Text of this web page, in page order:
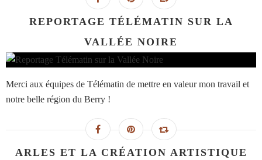
REPORTAGE TÉLÉMATIN SUR LA
VALLÉE NOIRE
Merci aux équipes de Télématin de mettre en valeur mon travail et
notre belle région du Berry !
ARLES ET LA CRÉATION ARTISTIQUE